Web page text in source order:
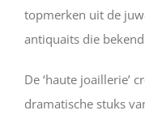
topmerken uit de
antiquaits die
De ‘haute joaillerie’
dramatische stuks